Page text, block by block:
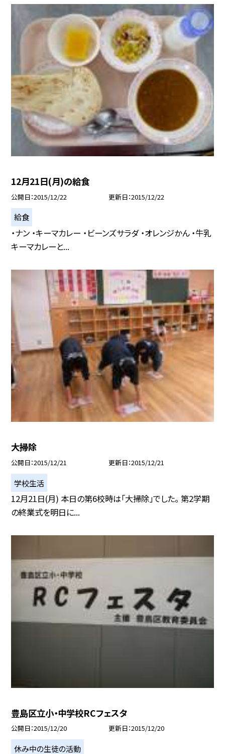
12月21日(月)の給食
公開日 2015/12/22 更新日 2015/12/22
給食
・ナン ・キーマカレー ・ビーンズサラダ ・オレンジかん ・牛乳
キーマカレーと...
大掃除
公開日 2015/12/21 更新日 2015/12/21
学校生活
12月21日(月) 本日の第6校時は「大掃除」でした。 第2学期
の終業式を明日に...
豊島区立小・中学校RCフェスタ
公開日 2015/12/20 更新日 2015/12/20
休み中の生徒の活動